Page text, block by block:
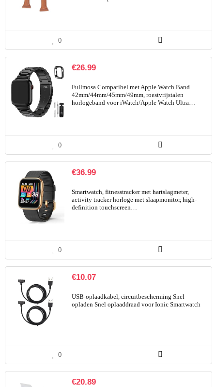
0
€26.99
Fullmosa Compatibel met Apple Watch Band
42mm/44mm/45mm/49mm, roestvrijstalen
horlogeband voor iWatch/Apple Watch Ultra…
0
€36.99
Smartwatch, fitnesstracker met hartslagmeter,
activity tracker horloge met slaapmonitor, high-
definition touchscreen…
0
€10.07
USB-oplaadkabel, circuitbescherming Snel
opladen Snel oplaaddraad voor Ionic Smartwatch
0
€20.89